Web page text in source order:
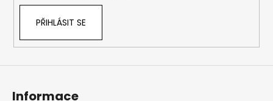
PŘIHLÁSIT SE
Informace